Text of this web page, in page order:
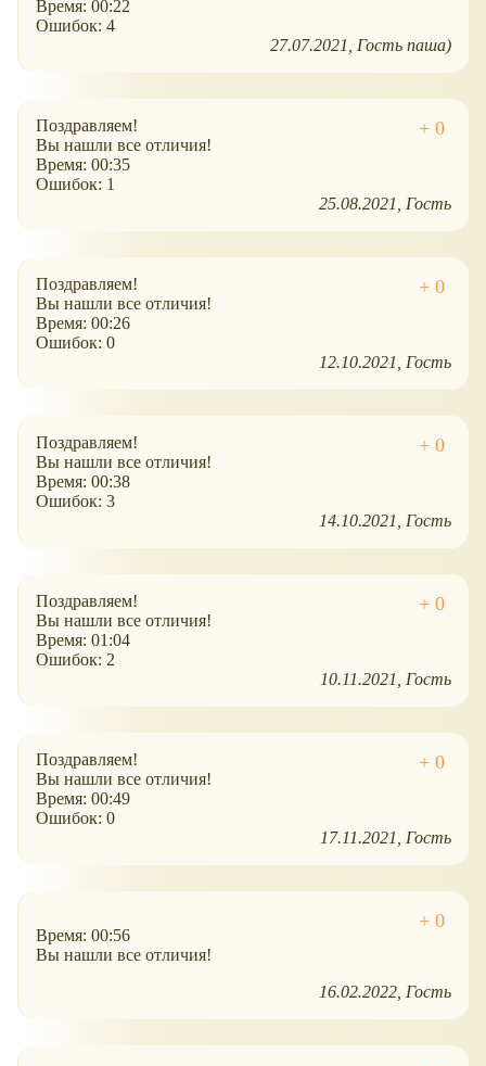
Время: 00:22
Ошибок: 4
27.07.2021
Гость паша)
Поздравляем!
Вы нашли все отличия!
Время: 00:35
Ошибок: 1
25.08.2021
Гость
Поздравляем!
Вы нашли все отличия!
Время: 00:26
Ошибок: 0
12.10.2021
Гость
Поздравляем!
Вы нашли все отличия!
Время: 00:38
Ошибок: 3
14.10.2021
Гость
Поздравляем!
Вы нашли все отличия!
Время: 01:04
Ошибок: 2
10.11.2021
Гость
Поздравляем!
Вы нашли все отличия!
Время: 00:49
Ошибок: 0
17.11.2021
Гость
Время: 00:56
Вы нашли все отличия!
16.02.2022 Гость